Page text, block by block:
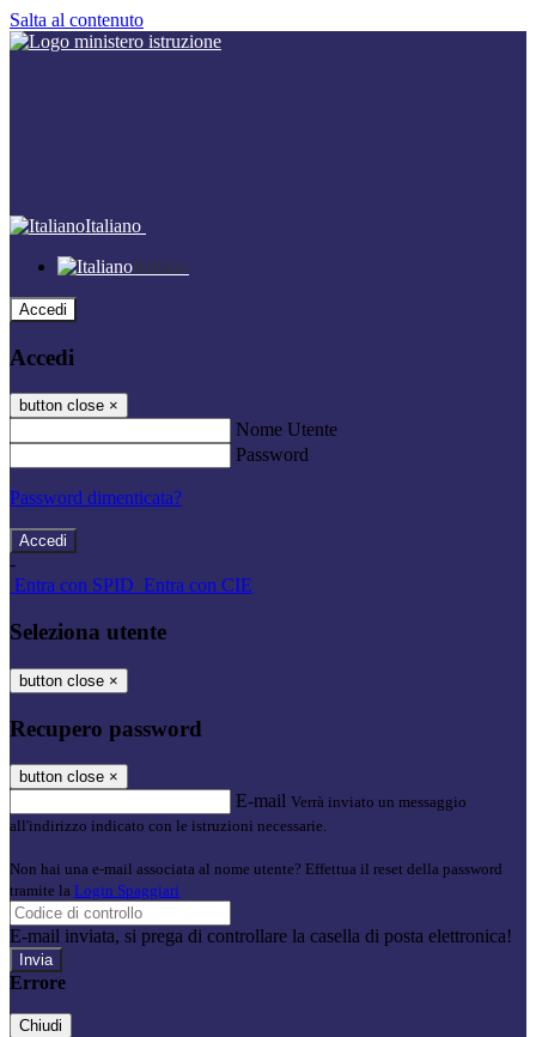
Salta al contenuto
Italiano
Italiano
Accedi
Accedi
button close ×
Nome Utente
Password
Password dimenticata?
-
Entra con SPID Entra con CIE
Seleziona utente
button close ×
Recupero password
button close ×
E-mail Verrà inviato un messaggio
all'indirizzo indicato con le istruzioni necessarie.
Non hai una e-mail associata al nome utente? Effettua il reset della password
tramite la Login Spaggiari
E-mail inviata, si prega di controllare la casella di posta elettronica!
Errore
Chiudi